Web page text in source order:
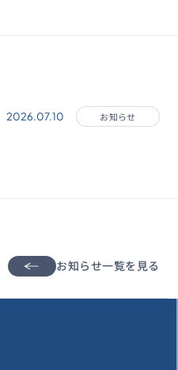
2026.07.10 お知らせ
お知らせ一覧を見る